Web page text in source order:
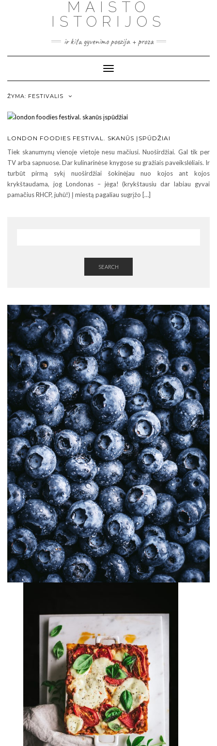
MAISTO
ISTORIJOS
ir kita gyvenimo poezija + proza
Toggle
Navigation
ŽYMA: FESTIVALIS
LONDON FOODIES FESTIVAL. SKANŪS ĮSPŪDŽIAI
Tiek skanumynų vienoje vietoje nesu mačiusi. Nuoširdžiai. Gal tik per
TV arba sapnuose. Dar kulinarinėse knygose su gražiais paveikslėliais. Ir
turbūt pirmą sykį nuoširdžiai šokinėjau nuo kojos ant kojos
krykštaudama, jog Londonas – jėga! (krykštausiu dar labiau gyvai
pamačius RHCP, juhū!) Į miestą pagaliau sugrįžo […]
SEARCH